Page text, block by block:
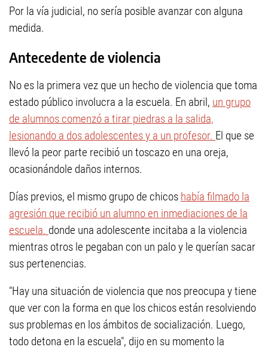
Por la vía judicial, no sería posible avanzar con alguna
medida.
Antecedente de violencia
No es la primera vez que un hecho de violencia que toma
estado público involucra a la escuela. En abril, un grupo
de alumnos comenzó a tirar piedras a la salida,
lesionando a dos adolescentes y a un profesor. El que se
llevó la peor parte recibió un toscazo en una oreja,
ocasionándole daños internos.
Días previos, el mismo grupo de chicos había filmado la
agresión que recibió un alumno en inmediaciones de la
escuela. donde una adolescente incitaba a la violencia
mientras otros le pegaban con un palo y le querían sacar
sus pertenencias.
"Hay una situación de violencia que nos preocupa y tiene
que ver con la forma en que los chicos están resolviendo
sus problemas en los ámbitos de socialización. Luego,
todo detona en la escuela", dijo en su momento la